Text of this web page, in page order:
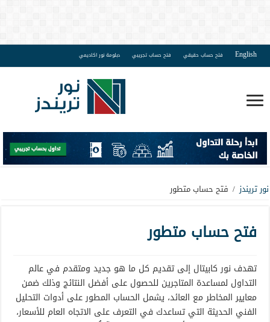
English فتح حساب حقيقي فتح حساب تجريبي دبلومة نور اكاديمي
نور تريندز / فتح حساب متطور
فتح حساب متطور
تهدف نور كابيتال إلى تقديم كل ما هو جديد ومتقدم في عالم
التداول لمساعدة المتاجرين للحصول على أفضل النتائج وذلك ضمن
معايير المخاطر مع العائد، يشمل الحساب المطور على أدوات التحليل
الفني الحديثة التي تساعدك في التعرف على الاتجاه العام للأسعار،